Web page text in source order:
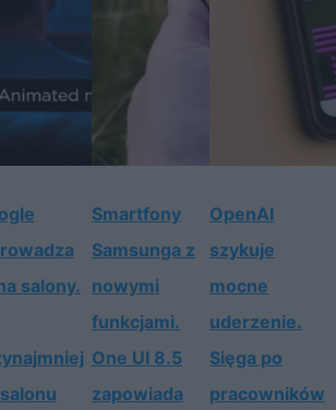
salony.
Smartfony
Samsunga z
nowymi
funkcjami.
One UI 8.5
zapowiada
OpenAI
szykuje
mocne
uderzenie.
Sięga po
pracowników